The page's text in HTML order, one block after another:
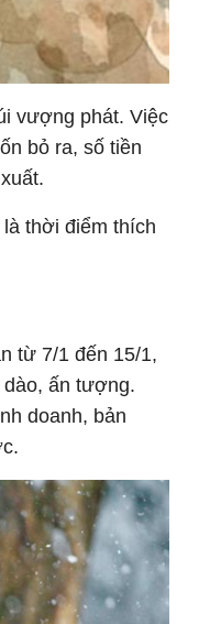
vượng phát. Việc
bỏ ra, số tiền
thời điểm thích
từ 7/1 đến 15/1,
ấn tượng.
doanh, bản